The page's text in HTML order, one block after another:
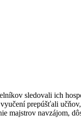
sledovali ich
prepúšťali
majstrov navzájom,